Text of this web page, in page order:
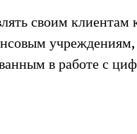
своим клиентам
в работе с